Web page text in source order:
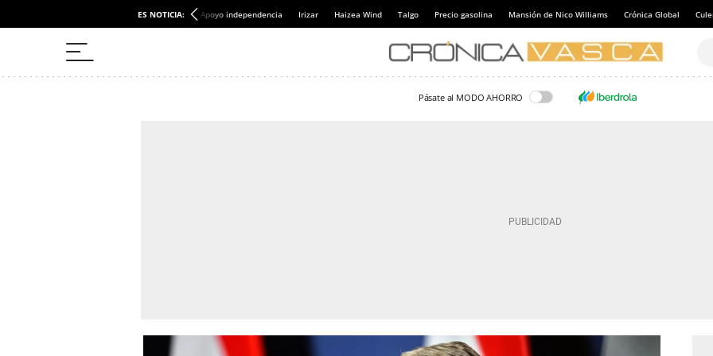
ES NOTICIA: Apoyo independencia Irizar Haizea Wind Talgo Precio gasolina Mansión de Nico Williams Crónica Global
Pásate al MODO AHORRO